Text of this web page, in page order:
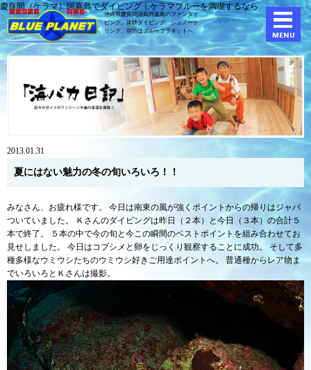
慶良間（ケラマ）阿嘉島でダイビング｜ケラマブルーを満喫するなら
沖縄県慶良間諸島阿嘉島のファンダイ
ビング、体験ダイビング、シュノーケ
リング、宿泊はブループラネットへ
2013.01.31
夏にはない魅力の冬の旬いろいろ！！
みなさん、お疲れ様です。 今日は南東の風が強くポイントからの帰りはジャバ
ついていました。 Ｋさんのダイビングは昨日（２本）と今日（３本）の合計５
本で終了。 ５本の中で今の旬と今この瞬間のベストポイントを組み合わせてお
見せしました。 今日はコブシメと卵をじっくり観察することに成功。 そして多
種多様なウミウシたちのウミウシ好きご用達ポイントへ。 普通種からレア物ま
でいろいろとＫさんは撮影。